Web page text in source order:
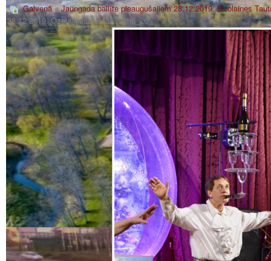
Galvenā»Jaungada ballīte pieaugušajiem 28.12.2019. Ozolaines
28.12.2019. Ozolaijnes Tautas namā_26